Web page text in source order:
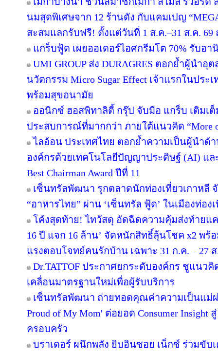
นมสุดพิเศษจาก 12 ร้านดัง กับแคมเปญ
สะสมแลกรับฟรี! ตั้งแต่วันที่ 1 ส.ค.–31 ส.ค.
แกร็บฟู้ด เผยออเดอร์ไอศกรีมโต 70% รับอา
UMI GROUP ส่ง DURAGRES ตอกย้ำผู้นำอุ
นวัตกรรม Micro Sugar Effect เจ้าแรกในปร
พร้อมสุขอนามัย
ออนิกซ์ ฮอสพิทาลิตี้ กรุ๊ป จับมือ แกร็บ เติมเ
ประสบการณ์ที่มากกว่า ภายใต้แนวคิด “More
ไลอ้อน ประเทศไทย ตอกย้ำความเป็นผู้นำด้
องค์กรด้วยเทคโนโลยีปัญญาประดิษฐ์ (AI) และ
Best Chairman Award ปีที่ 11
เซ็นทรัลพัฒนา รุกตลาดนักท่องเที่ยวเกาหลี
“อาหารไทย” ผ่าน ‘เซ็นทรัล ฟู้ด’ ในเมืองท่อง
โค้งสุดท้าย! ไทวัสดุ อัดฉีดความคุ้มส่งท้ายแ
16 ปี แจก 16 ล้าน’ จัดหนักสิทธิ์ลุ้นโชค x2 พ
แรงตอบโจทย์คนรักบ้าน เฉพาะ 31 ก.ค. – 27
Dr.TATTOF ประกาศยกระดับองค์กร ชูแนว
เคลื่อนมาตรฐานใหม่เพื่อผู้รับบริการ
เซ็นทรัลพัฒนา ถ่ายทอดคุณค่าความเป็นแม่ผ่า
Proud of My Mom' ต่อยอด Consumer Insight
ครอบครัว
บราเดอร์ ผนึกพลัง ยิบอินซอย เน็กซ์ ร่วมขับเ